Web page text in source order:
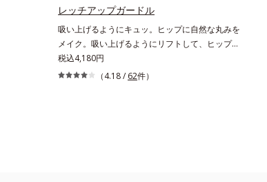
レッチアップガードル
吸い上げるようにキュッ。ヒップに自然な丸みを
メイク。吸い上げるようにリフトして、ヒップに
丸みをメイク「大人世代のボディを美しく魅せ
る」という発想の「プレイズメイクアドバンスシ
税込4,180円
（4.18 / 62件）